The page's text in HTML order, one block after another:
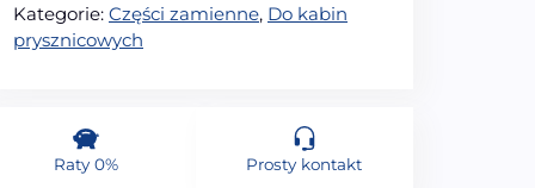
Kategorie: Części zamienne, Do kabin
prysznicowych
Raty 0% Prosty kontakt